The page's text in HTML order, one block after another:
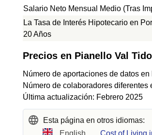
Salario Neto Mensual Medio (Tras
La Tasa de Interés Hipotecario en
20 Años
Precios en Pianello Val
Número de aportaciones de datos
Número de colaboradores diferentes
Última actualización: Febrero 2025
Esta página en otros idiomas:
English
Cost of Living